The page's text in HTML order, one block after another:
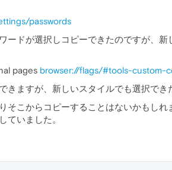
passwords
ードが選択しコピーできたのですが、
pages browser://flags/#tools-custom-
きますが、新しいスタイルでも選択でき
そこからコピーすることはないかもし
ていました。